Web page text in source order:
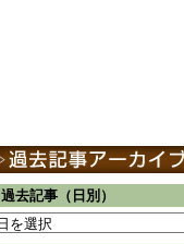
過去記事（日別）